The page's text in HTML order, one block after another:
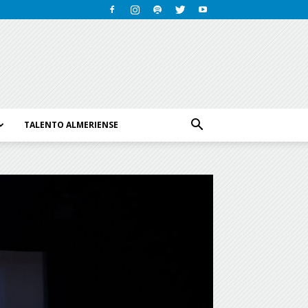
TALENTO ALMERIENSE